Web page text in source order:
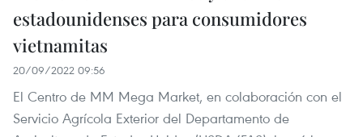
estadounidenses para consumidores
vietnamitas
20/09/2022 09:56
El Centro de MM Mega Market, en colaboración con el
Servicio Agrícola Exterior del Departamento de